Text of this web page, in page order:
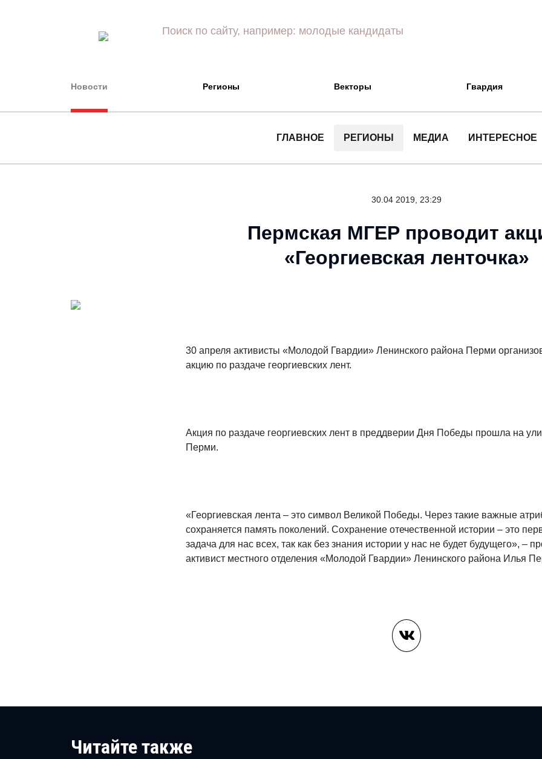
Новости Регионы Векторы Гвардия
ГЛАВНОЕ РЕГИОНЫ МЕДИА ИНТЕРЕСНОЕ
30.04 2019, 23:29
Пермская МГЕР проводит
«Георгиевская ленточка»
30 апреля активисты «Молодой Гвардии» Ленинского района Перми
акцию по раздаче георгиевских лент.
Акция по раздаче георгиевских лент в преддверии Дня Победы прошла на
Перми.
«Георгиевская лента – это символ Великой Победы. Через такие важные
сохраняется память поколений. Сохранение отечественной истории – это
задача для нас всех, так как без знания истории у нас не будет будущего», –
активист местного отделения «Молодой Гвардии» Ленинского района Илья
Читайте также